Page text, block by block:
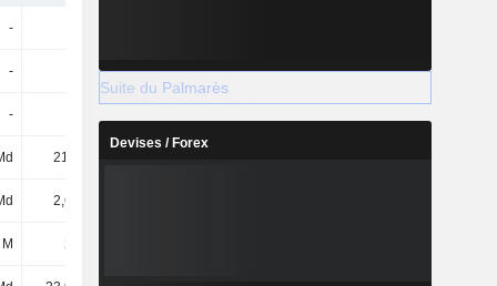
-
- - - -
-
21,1 Md
2,68 Md
207 M
Suite du Palmarès
Devises / Forex